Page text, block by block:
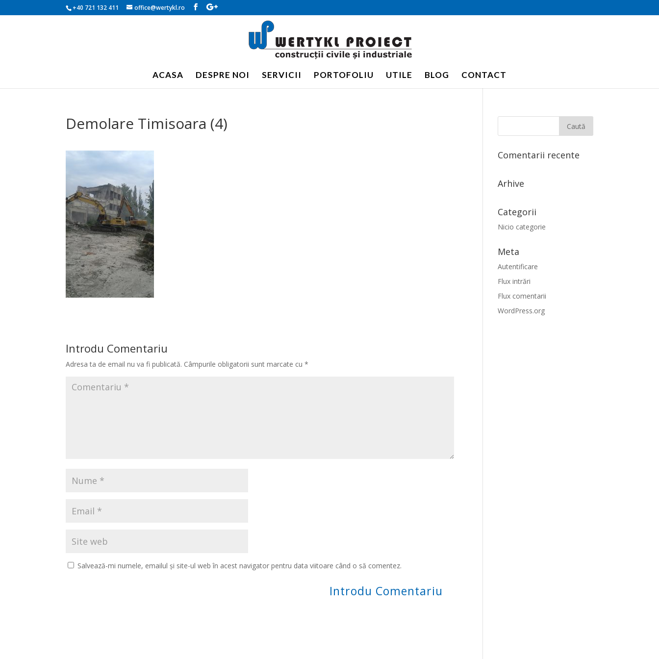
+40 721 132 411 office@wertykl.ro
ACASA DESPRE NOI SERVICII PORTOFOLIU UTILE BLOG CONTACT
Demolare Timisoara (4)
Introdu Comentariu
Adresa ta de email nu va fi publicată. Câmpurile obligatorii sunt marcate cu*
Salvează-mi numele, emailul și site-ul web în acest navigator pentru data viitoare când o să comentez.
Comentarii recente
Arhive
Categorii
Nicio categorie
Meta
Autentificare
Flux intrări
Flux comentarii
WordPress.org